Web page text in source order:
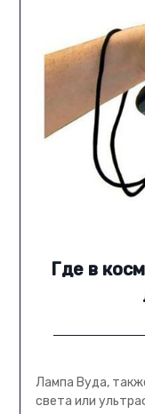
Где в
Лампа Вуда,
света или